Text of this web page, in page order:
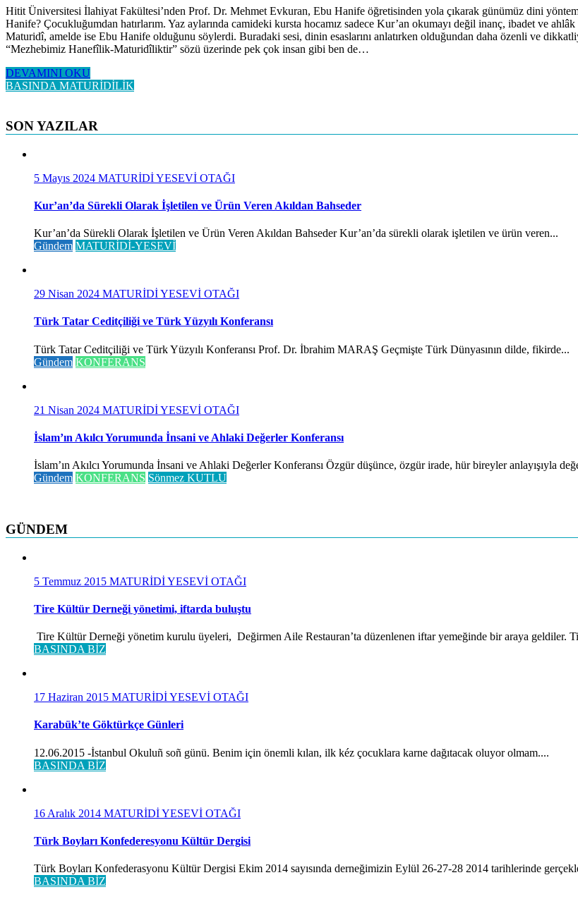
Hitit Üniversitesi İlahiyat Fakültesi’nden Prof. Dr. Mehmet Evkuran, Ebu Hanife öğretisinden yola çıkarak günümüz dini
Hanife? Çocukluğumdan hatırlarım. Yaz aylarında camideki kursta hocamız sadece Kur’an okumayı değil inanç, ibadet ve
Maturidî, amelde ise Ebu Hanife olduğunu söylerdi. Buradaki sesi, dinin esaslarını anlatırken olduğundan daha özenli ve
“Mezhebimiz Hanefîlik-Maturidîliktir” sözü üzerinde pek çok insan gibi ben de…
DEVAMINI OKU
BASINDA MATURİDİLİK
SON YAZILAR
5 Mayıs 2024 MATURİDİ YESEVİ OTAĞI
Kur’an’da Sürekli Olarak İşletilen ve Ürün Veren Akıldan Bahseder
Kur’an’da Sürekli Olarak İşletilen ve Ürün Veren Akıldan Bahseder Kur’an’da sürekli olarak işletilen ve ürün veren...
Gündem MATURİDİ-YESEVİ
29 Nisan 2024 MATURİDİ YESEVİ OTAĞI
Türk Tatar Ceditçiliği ve Türk Yüzyılı Konferansı
Türk Tatar Ceditçiliği ve Türk Yüzyılı Konferansı Prof. Dr. İbrahim MARAŞ Geçmişte Türk Dünyasının dilde, fikirde...
Gündem KONFERANS
21 Nisan 2024 MATURİDİ YESEVİ OTAĞI
İslam’ın Akılcı Yorumunda İnsani ve Ahlaki Değerler Konferansı
İslam’ın Akılcı Yorumunda İnsani ve Ahlaki Değerler Konferansı Özgür düşünce, özgür irade, hür bireyler anlayışıyla
Gündem KONFERANS Sönmez KUTLU
GÜNDEM
5 Temmuz 2015 MATURİDİ YESEVİ OTAĞI
Tire Kültür Derneği yönetimi, iftarda buluştu
Tire Kültür Derneği yönetim kurulu üyeleri, Değirmen Aile Restauran’ta düzenlenen iftar yemeğinde bir araya geldiler.
BASINDA BİZ
17 Haziran 2015 MATURİDİ YESEVİ OTAĞI
Karabük’te Göktürkçe Günleri
12.06.2015 -İstanbul Okuluñ soñ günü. Benim için önemli kılan, ilk kéz çocuklara karne dağıtacak oluyor olmam....
BASINDA BİZ
16 Aralık 2014 MATURİDİ YESEVİ OTAĞI
Türk Boyları Konfederesyonu Kültür Dergisi
Türk Boyları Konfederasyonu Kültür Dergisi Ekim 2014 sayısında derneğimizin Eylül 26-27-28 2014 tarihlerinde
BASINDA BİZ